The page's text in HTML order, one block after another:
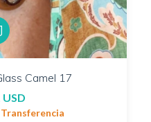
Camel 17
Transferencia